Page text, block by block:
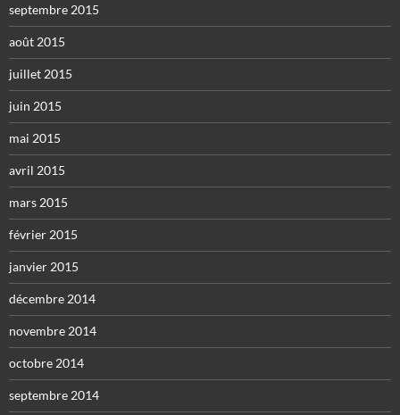
septembre 2015
août 2015
juillet 2015
juin 2015
mai 2015
avril 2015
mars 2015
février 2015
janvier 2015
décembre 2014
novembre 2014
octobre 2014
septembre 2014